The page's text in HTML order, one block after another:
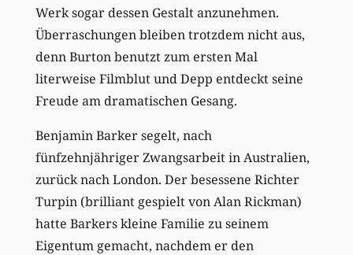
Werk sogar dessen Gestalt anzunehmen.
Überraschungen bleiben trotzdem nicht aus,
denn Burton benutzt zum ersten Mal
literweise Filmblut und Depp entdeckt seine
Freude am dramatischen Gesang.
Benjamin Barker segelt, nach
fünfzehnjähriger Zwangsarbeit in Australien,
zurück nach London. Der besessene Richter
Turpin (brilliant gespielt von Alan Rickman)
hatte Barkers kleine Familie zu seinem
Eigentum gemacht, nachdem er den